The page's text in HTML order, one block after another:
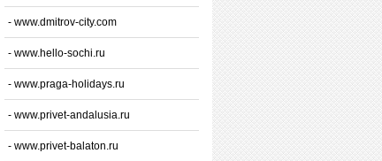
- www.dmitrov-city.com
- www.hello-sochi.ru
- www.praga-holidays.ru
- www.privet-andalusia.ru
- www.privet-balaton.ru